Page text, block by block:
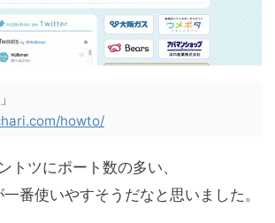
howto/
トツにポート数の多い、
一番使いやすそうだなと思いました。